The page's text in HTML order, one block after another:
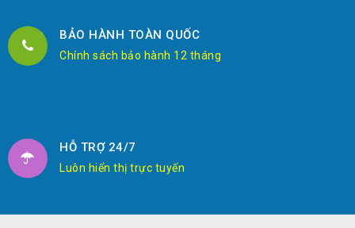
BẢO HÀNH TOÀN QUỐC
Chính sách bảo hành 12 tháng
HỖ TRỢ 24/7
Luôn hiển thị trực tuyến